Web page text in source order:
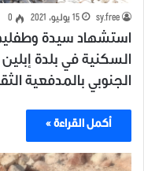
sy.free 15 يوليو، 2021 0
استشهاد سيدة
السكنية في بلدة
الجنوبي بالمدفعية
أكمل القراءة »